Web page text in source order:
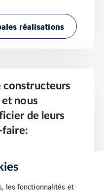
réalisations
constructeurs
nous
de leurs
faire:
les fonctionnalités et